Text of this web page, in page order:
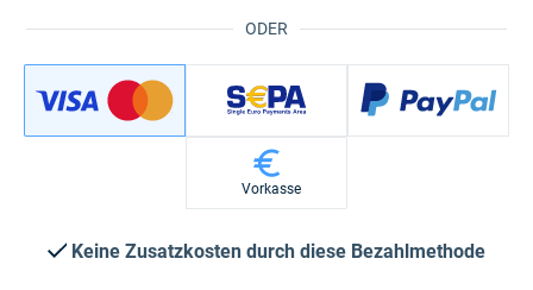
ODER
Vorkasse
Keine Zusatzkosten durch diese Bezahlmethode